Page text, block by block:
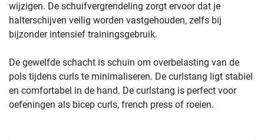
wijzigen. De schuifvergrendeling zorgt ervoor dat je
halterschijven veilig worden vastgehouden, zelfs bij
bijzonder intensief trainingsgebruik.
De gewelfde schacht is schuin om overbelasting van de
pols tijdens curls te minimaliseren. De curlstang ligt stabiel
en comfortabel in de hand. De curlstang is perfect voor
oefeningen als bicep curls, french press of roeien.